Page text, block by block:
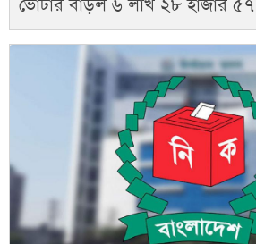
ভোটার বাড়ল ৬ লাখ ২৮ হাজার